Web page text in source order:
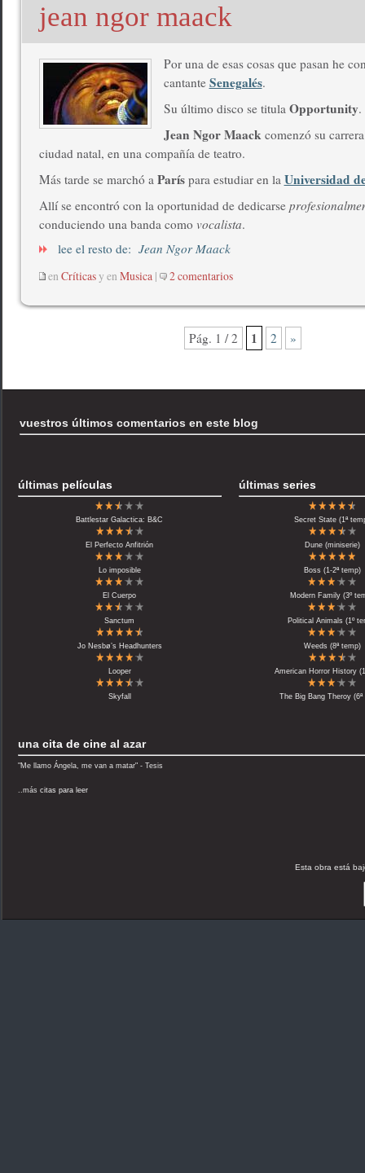
jean ngor maack
Por una de esas cosas que pasan he
cantante Senegalés.
Su último disco se titula Opportunity.
Jean Ngor Maackcomenzó su
ciudad natal, en una compañía de teatro.
Más tarde se marchó a Paríspara estudiar en la Universidad
Allí se encontró con la oportunidad de dedicarse
conduciendo una banda como vocalista.
lee el resto de: Jean Ngor Maack
en Críticasy en Musica | 2 comentarios
Pág. 1 / 2 1 2 »
vuestros últimos comentarios en este blog
últimas películas
Battlestar Galactica: B&C
El Perfecto Anfitrión
Lo imposible
El Cuerpo
Sanctum
Jo Nesbø’s Headhunters
Looper
Skyfall
últimas series
Secret State (1ª
Dune (miniserie)
Boss (1-2ª temp)
Modern Family (3º
Political Animals (1º
Weeds (8ª temp)
American Horror History
The Big Bang Theroy (6ª
una cita de cineal azar
"Me llamo Ángela, me van a matar" - Tesis
..más citas para leer
Esta obra está